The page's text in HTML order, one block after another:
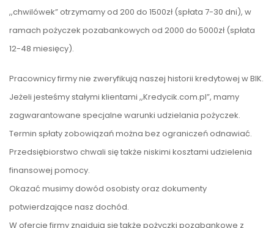
,,chwilówek” otrzymamy od 200 do 1500zł (spłata 7-30 dni), w
ramach pożyczek pozabankowych od 2000 do 5000zł (spłata
12-48 miesięcy).
Pracownicy firmy nie zweryfikują naszej historii kredytowej w BIK.
Jeżeli jesteśmy stałymi klientami ,,Kredycik.com.pl”, mamy
zagwarantowane specjalne warunki udzielania pożyczek.
Termin spłaty zobowiązań można bez ograniczeń odnawiać.
Przedsiębiorstwo chwali się także niskimi kosztami udzielenia
finansowej pomocy.
Okazać musimy dowód osobisty oraz dokumenty
potwierdzające nasz dochód.
W ofercie firmy znajdują się także pożyczki pozabankowe z